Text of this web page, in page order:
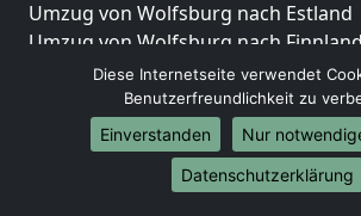
Umzug von Wolfsburg nach Estland
Umzug von Wolfsburg nach Finnland
Umzug von Wolfsburg nach
Umzug von Wolfsburg nach
Umzug von Wolfsburg nach Italien
Umzug von Wolfsburg nach
Umzug von Wolfsburg nach
Diese Internetseite verwendet
Benutzerfreundlichkeit zu
Einverstanden
Nur
Datenschutzerklärung